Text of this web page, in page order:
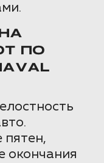
ПО
пятен,
окончания